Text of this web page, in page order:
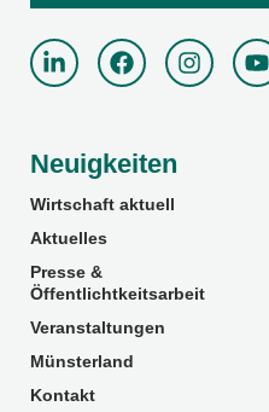
Neuigkeiten
Wirtschaft aktuell
Aktuelles
Presse &
Öffentlichtkeitsarbeit
Veranstaltungen
Münsterland
Kontakt